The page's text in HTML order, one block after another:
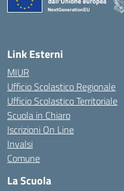
Link Esterni
MIUR
Ufficio Scolastico Regionale
Ufficio Scolastico Territoriale
Scuola in Chiaro
Iscrizioni On Line
Invalsi
Comune
La Scuola